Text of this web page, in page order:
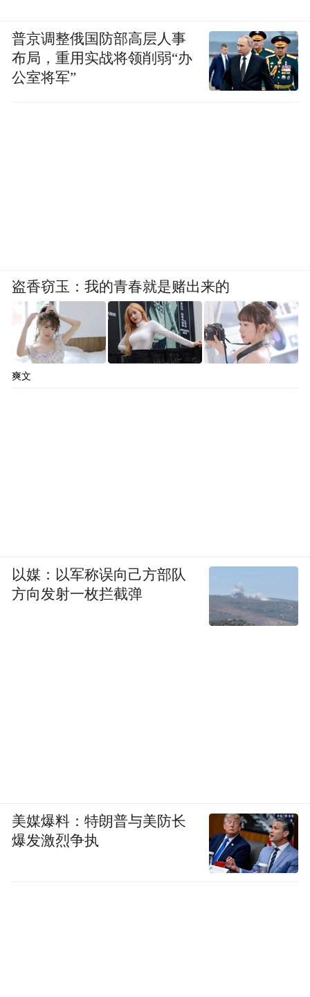
普京调整俄国防部高层人事
布局，重用实战将领削弱“办
公室将军”
盗香窃玉：我的青春就是赌出来的
爽文
以媒：以军称误向己方部队
方向发射一枚拦截弹
美媒爆料：特朗普与美防长
爆发激烈争执